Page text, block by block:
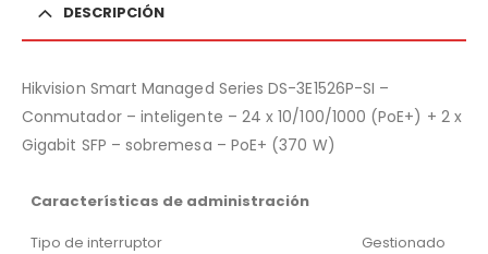
DESCRIPCIÓN
Hikvision Smart Managed Series DS-3E1526P-SI –
Conmutador – inteligente – 24 x 10/100/1000 (PoE+) + 2 x
Gigabit SFP – sobremesa – PoE+ (370 W)
Características de administración
Tipo de interruptor
Gestionado